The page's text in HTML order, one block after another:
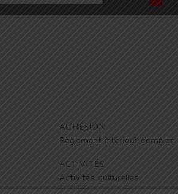
ADHÉSION
Règlement intérieur complet
ACTIVITÉS
Activités culturelles
Activités manuelles